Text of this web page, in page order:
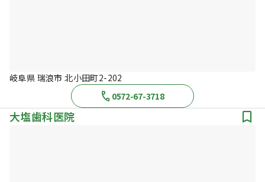
岐阜県 瑞浪市 北小田町2-202
0572-67-3718
大塩歯科医院